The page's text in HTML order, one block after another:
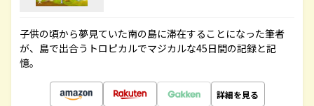
子供の頃から夢見ていた南の島に滞在することになった筆者
が、島で出合うトロピカルでマジカルな45日間の記録と記
憶。
詳細を見る